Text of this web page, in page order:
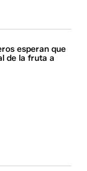
esperan que
de la fruta a